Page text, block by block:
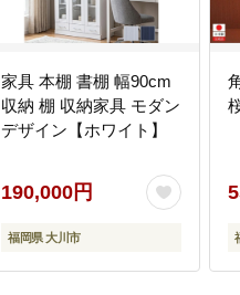
家具 本棚 書棚 幅90cm
収納 棚 収納家具 モダン
デザイン【ホワイト】
190,000円
福岡県 大川市